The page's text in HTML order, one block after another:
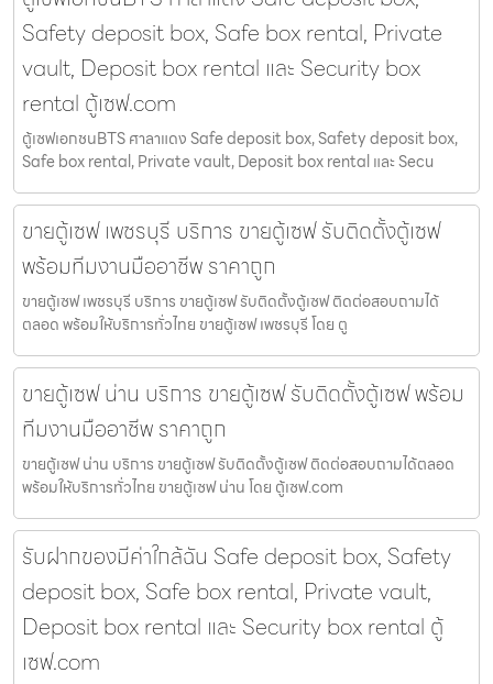
Safety deposit box, Safe box rental, Private
vault, Deposit box rental และ Security box
rental ตู้เซฟ.com
ตู้เซฟเอกชนBTS ศาลาแดง Safe deposit box, Safety deposit box,
Safe box rental, Private vault, Deposit box rental และ Secu
ขายตู้เซฟ เพชรบุรี บริการ ขายตู้เซฟ รับติดตั้งตู้เซฟ
พร้อมทีมงานมืออาชีพ ราคาถูก
ขายตู้เซฟ เพชรบุรี บริการ ขายตู้เซฟ รับติดตั้งตู้เซฟ ติดต่อสอบถามได้
ตลอด พร้อมให้บริการทั่วไทย ขายตู้เซฟ เพชรบุรี โดย ตู
ขายตู้เซฟ น่าน บริการ ขายตู้เซฟ รับติดตั้งตู้เซฟ พร้อม
ทีมงานมืออาชีพ ราคาถูก
ขายตู้เซฟ น่าน บริการ ขายตู้เซฟ รับติดตั้งตู้เซฟ ติดต่อสอบถามได้ตลอด
พร้อมให้บริการทั่วไทย ขายตู้เซฟ น่าน โดย ตู้เซฟ.com
รับฝากของมีค่าใกล้ฉัน Safe deposit box, Safety
deposit box, Safe box rental, Private vault,
Deposit box rental และ Security box rental ตู้
เซฟ.com